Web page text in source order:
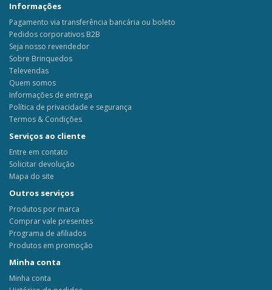
Informações
Pagamento via transferência bancária ou boleto
Pedidos corporativos B2B
Seja nosso revendedor
Sobre Brinquedos
Televendas
Quem somos
Informações de entrega
Política de privacidade e segurança
Termos & Condições
Serviços ao cliente
Entre em contato
Solicitar devolução
Mapa do site
Outros serviços
Produtos por marca
Comprar vale presentes
Programa de afiliados
Produtos em promoção
Minha conta
Minha conta